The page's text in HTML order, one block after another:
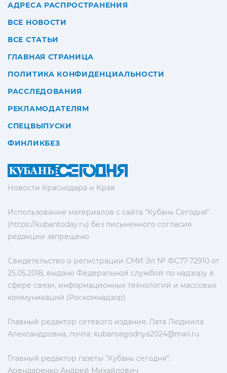
Новости Краснодара и Края
Использование материалов с сайта "Кубань Сегодня"
(https://kubantoday.ru) без письменного согласия
редакции запрещено
Свидетельство о регистрации СМИ Эл № ФС77-72910 от
25.05.2018, выдано Федеральной службой по надзору в
сфере связи, информационных технологий и массовых
коммуникаций (Роскомнадзор)
Главный редактор сетевого издания: Лата Людмила
Александровна, почта: kubansegodnya2024@mail.ru
Главный редактор газеты "Кубань сегодня":
Арендаренко Андрей Михайлович
АДРЕСА РАСПРОСТРАНЕНИЯ
ВСЕ НОВОСТИ
ВСЕ СТАТЬИ
ГЛАВНАЯ СТРАНИЦА
ПОЛИТИКА КОНФИДЕНЦИАЛЬНОСТИ
РАССЛЕДОВАНИЯ
РЕКЛАМОДАТЕЛЯМ
СПЕЦВЫПУСКИ
ФИНЛИКБЕЗ